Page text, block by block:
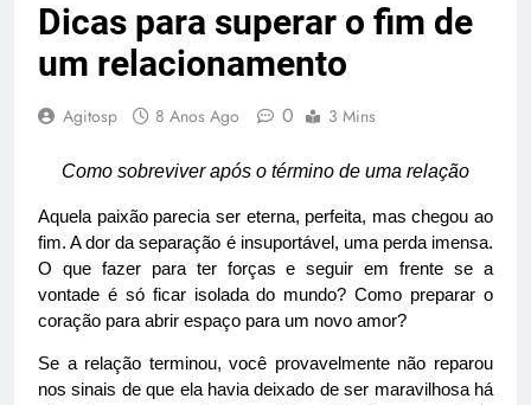
Dicas para superar o fim de
um relacionamento
Agitosp 8 Anos Ago 0 3 Mins
Como sobreviver após o término de uma relação
Aquela paixão parecia ser eterna, perfeita, mas chegou ao
fim. A dor da separação é insuportável, uma perda imensa.
O que fazer para ter forças e seguir em frente se a
vontade é só ficar isolada do mundo? Como preparar o
coração para abrir espaço para um novo amor?
Se a relação terminou, você provavelmente não reparou
nos sinais de que ela havia deixado de ser maravilhosa há